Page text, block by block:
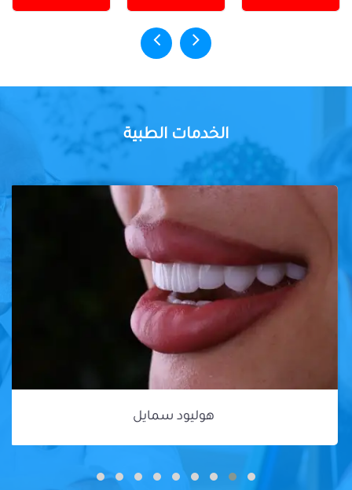
الخدمات الطبية
هوليود سمايل